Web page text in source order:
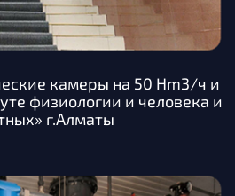
камеры на 50 Hm3/ч и
физиологии и человека и
г.Алматы